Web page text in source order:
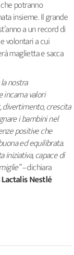
potranno
insieme. Il grande
a un record di
volontari a cui
maglietta e sacca
nostra
incarna valori
crescita
i bambini nel
positive che
ed equilibrata.
iniziativa, capace di
–dichiara
Lactalis Nestlé